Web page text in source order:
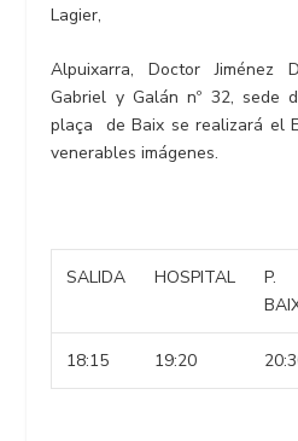
Lagier,
Alpuixarra, Doctor Jiménez
Gabriel y Galán nº 32, sede
plaça de Baix se realizará el
venerables imágenes.
SALIDA HOSPITAL
P.
18:15 19:20